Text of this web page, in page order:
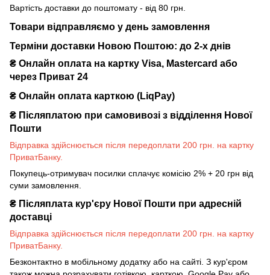
Вартість доставки до поштомату - від 80 грн.
Товари відправляємо у день замовлення
Терміни доставки Новою Поштою: до 2-х днів
₴ Онлайн оплата на картку Visa, Mastercard або
через Приват 24
₴ Онлайн оплата карткою (LiqPay)
₴ Післяплатою при самовивозі з відділення Нової
Пошти
Відправка здійснюється після передоплати 200 грн. на картку
ПриватБанку.
Покупець-отримувач посилки сплачує комісію 2% + 20 грн від
суми замовлення.
₴ Післяплата кур'єру Нової Пошти при адресній
доставці
Відправка здійснюється після передоплати 200 грн. на картку
ПриватБанку.
Безконтактно в мобільному додатку або на сайті. З кур'єром